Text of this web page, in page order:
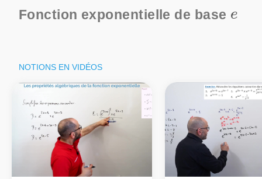
Fonction exponentielle de base e
e
NOTIONS EN VIDÉOS